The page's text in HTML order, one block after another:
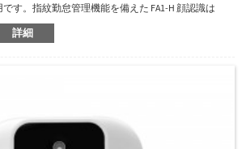
す。指紋勤怠管理機能を備えた FA1-H 顔認識は
フトウェア BioTime8.0 で温度レポートを取得でき
詳細